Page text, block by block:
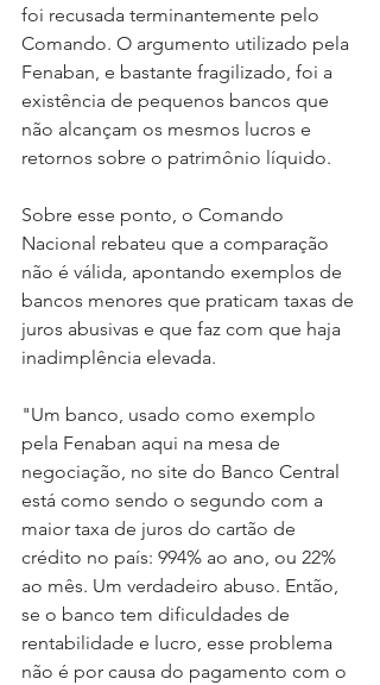
foi recusada terminantemente pelo
Comando. O argumento utilizado pela
Fenaban, e bastante fragilizado, foi a
existência de pequenos bancos que
não alcançam os mesmos lucros e
retornos sobre o patrimônio líquido.
Sobre esse ponto, o Comando
Nacional rebateu que a comparação
não é válida, apontando exemplos de
bancos menores que praticam taxas de
juros abusivas e que faz com que haja
inadimplência elevada.
"Um banco, usado como exemplo
pela Fenaban aqui na mesa de
negociação, no site do Banco Central
está como sendo o segundo com a
maior taxa de juros do cartão de
crédito no país: 994% ao ano, ou 22%
ao mês. Um verdadeiro abuso. Então,
se o banco tem dificuldades de
rentabilidade e lucro, esse problema
não é por causa do pagamento com o